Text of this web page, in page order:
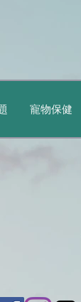
寵物保健